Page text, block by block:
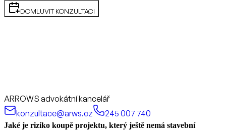
DOMLUVIT KONZULTACI
ARROWS advokátní kancelář
konzultace@arws.cz
245 007 740
Jaké je riziko koupě projektu, který ještě nemá stavební